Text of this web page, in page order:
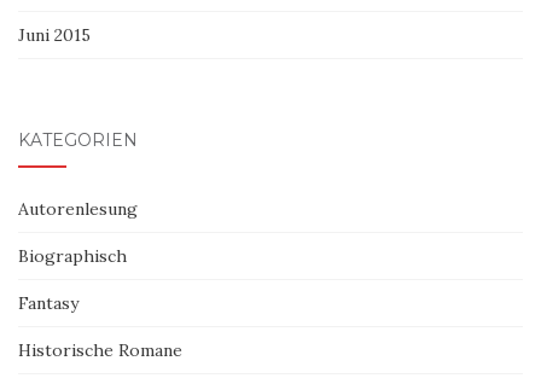
Juni 2015
KATEGORIEN
Autorenlesung
Biographisch
Fantasy
Historische Romane